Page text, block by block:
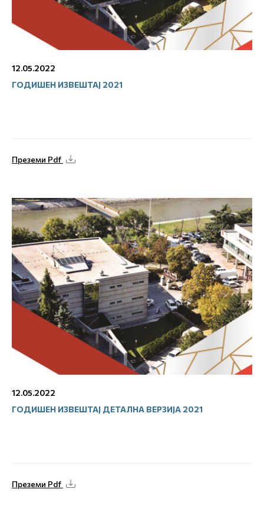
12.05.2022
ГОДИШЕН ИЗВЕШТАЈ 2021
Преземи Pdf
12.05.2022
ГОДИШЕН ИЗВЕШТАЈ ДЕТАЛНА ВЕРЗИЈА 2021
Преземи Pdf